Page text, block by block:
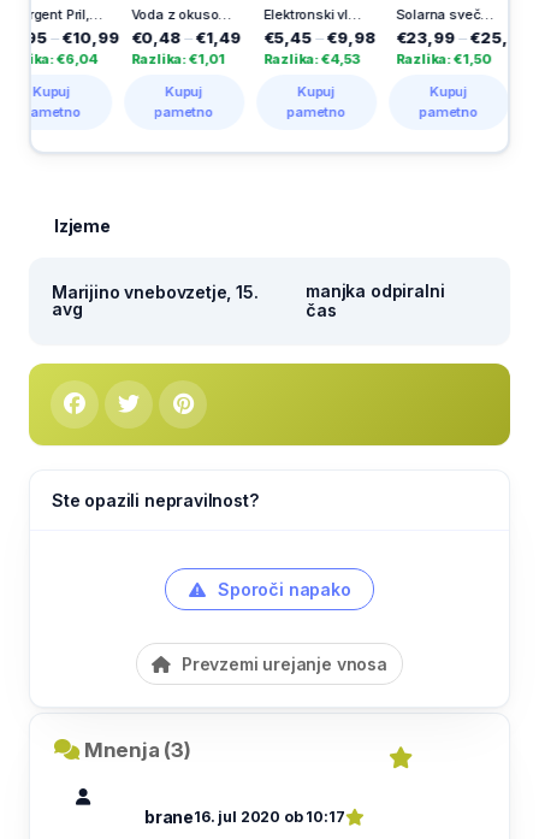
Detergent Pril, Lemon, 2 x 750 ml
€10,99
€6,04
Voda z okusom, bezeg, Dana, 1 l
€0,48 –€1,49
Razlika: €1,01
pametno
Elektronski vložek Apolon, Vestina, 365 dni
€5,45 –€9,98
Razlika: €4,53
pametno
Solarna sveča Aurora, Vestina, 1000 dni
€23,99–€25,49
Razlika: €1,50
pametno
€5,09
Razlika:
Izjeme
Marijino vnebovzetje, 15.
avg
manjka odpiralni
čas
Ste opazili nepravilnost?
Sporoči napako
Prevzemi urejanje vnosa
Mnenja (3)
brane16. jul 2020 ob 10:17